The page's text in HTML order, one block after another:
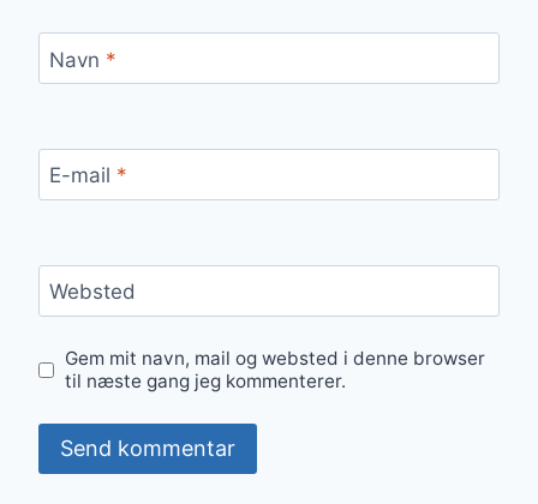
Navn *
E-mail *
Websted
Gem mit navn, mail og websted i denne browser
til næste gang jeg kommenterer.